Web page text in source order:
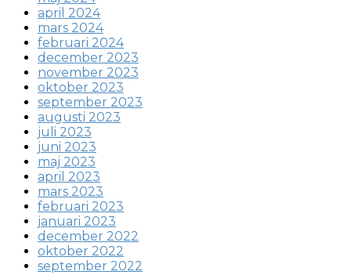
april 2024
mars 2024
februari 2024
december 2023
november 2023
oktober 2023
september 2023
augusti 2023
juli 2023
juni 2023
maj 2023
april 2023
mars 2023
februari 2023
januari 2023
december 2022
oktober 2022
september 2022